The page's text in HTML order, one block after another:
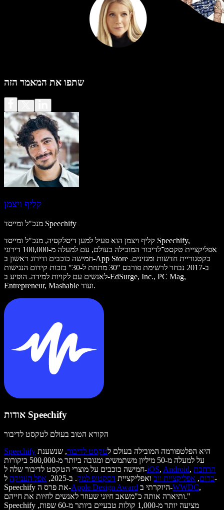
שתפו את המאמר הזה
קליף ויצמן
מנכ"ל ומייסד Speechify
קליף ויצמן הוא פעיל למען דיסלקסיה, מנכ"ל ומייסד Speechify,
אפליקציית טקסט־לדיבור המובילה בעולם, עם למעלה מ-100,000 דירוגי
חמישה כוכבים ודירוג ראשון ב-App Store בקטגוריית חדשות ומגזינים.
ב-2017 נבחר לרשימת פורבס "30 מתחת ל-30" בזכות קידום הנגישות
לאנשים עם לקויות למידה. הופיע ב-EdSurge, Inc., PC Mag,
Entrepreneur, Mashable ועוד.
אודות Speechify
הקורא הטוב בעולם לטקסט לדיבור
Speechify
היא הפלטפורמה המובילה בעולם לטקסט לדיבור, שנשענת
על למעלה מ-50 מיליון משתמשים ומגובה ביותר מ-500,000 ביקורות
חמישה כוכבים על מוצרי הטקסט לדיבור שלה ל-iOS, Android, הרחבת
כרום, אפליקציית ווב ואפליקציית דסקטופ למק. ב-2025, אפל העניקה ל-
Speechify את פרס ה-Apple Design Award היוקרתי ב-WWDC,
ותיארה אותה כ"משאב חיוני שעוזר לאנשים לחיות את חייהם."
Speechify מציעה יותר מ-1,000 קולות טבעיים ביותר מ-60 שפות,